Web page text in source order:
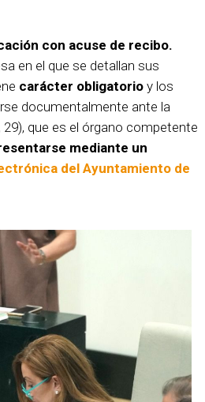
con acuse de recibo.
en el que se detallan sus
carácter obligatorio y los
documentalmente ante la
29), que es el órgano competente
mediante un
del Ayuntamiento de